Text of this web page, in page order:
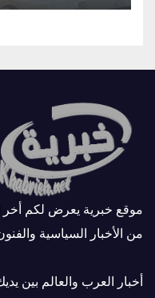
موقع خبرية يعرض لكم أخر
من الأخبار السياسية
أخبار العرب والعالم بين